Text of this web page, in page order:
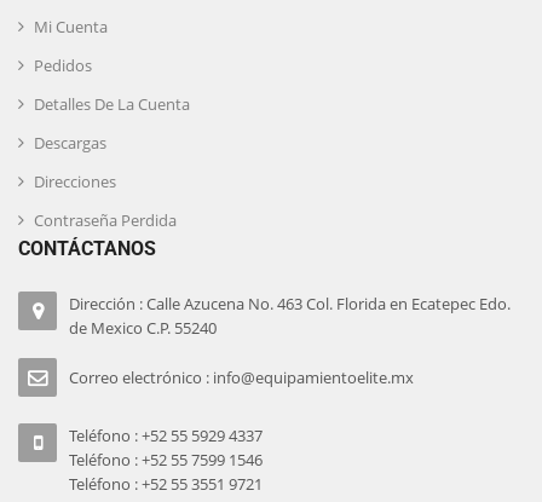
Mi Cuenta
Pedidos
Detalles De La Cuenta
Descargas
Direcciones
Contraseña Perdida
CONTÁCTANOS
Dirección : Calle Azucena No. 463 Col. Florida en Ecatepec Edo.
de Mexico C.P. 55240
Correo electrónico : info@equipamientoelite.mx
Teléfono : +52 55 5929 4337
Teléfono : +52 55 7599 1546
Teléfono : +52 55 3551 9721